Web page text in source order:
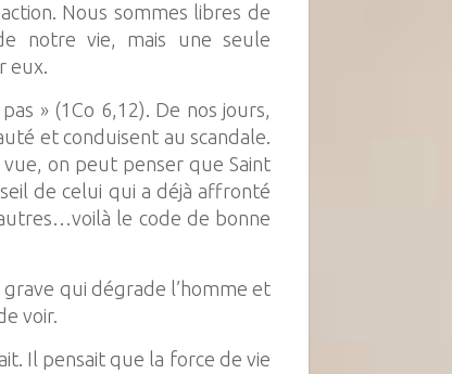
Nous sommes libres de
notre vie, mais une seule
eux.
» (1Co 6,12). De nos jours,
et conduisent au scandale.
on peut penser que Saint
de celui qui a déjà affronté
le code de bonne
qui dégrade l’homme et
voir.
Il pensait que la force de vie